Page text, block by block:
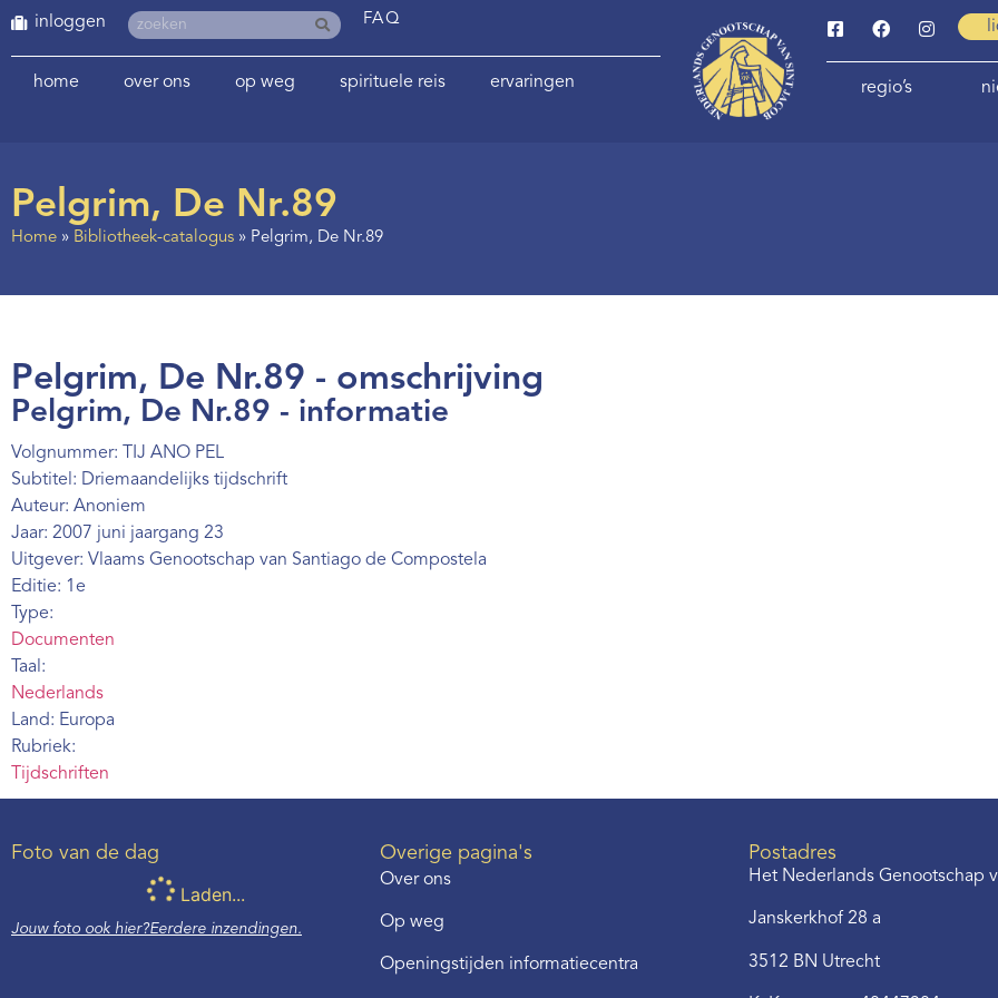
inloggen FAQ
home over ons op weg spirituele reis ervaringen regio’s
Pelgrim, De Nr.89
Home » Bibliotheek-catalogus » Pelgrim, De Nr.89
Pelgrim, De Nr.89 - omschrijving
Pelgrim, De Nr.89 - informatie
Volgnummer: TIJ ANO PEL
Subtitel: Driemaandelijks tijdschrift
Auteur: Anoniem
Jaar: 2007 juni jaargang 23
Uitgever: Vlaams Genootschap van Santiago de Compostela
Editie: 1e
Type:
Documenten
Taal:
Nederlands
Land: Europa
Rubriek:
Tijdschriften
Foto van de dag
Laden...
Jouw foto ook hier?Eerdere inzendingen.
Overige pagina's
Over ons
Op weg
Openingstijden informatiecentra
Postadres
Het Nederlands Genootschap
Janskerkhof 28 a
3512 BN Utrecht